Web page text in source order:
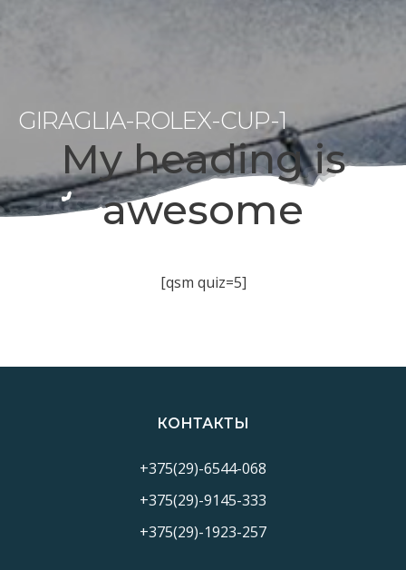
GIRAGLIA-ROLEX-CUP-1
My heading is
awesome
[qsm quiz=5]
КОНТАКТЫ
+375(29)-6544-068
+375(29)-9145-333
+375(29)-1923-257